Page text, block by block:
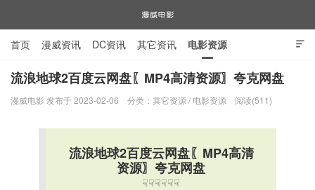

首页 漫威资讯 DC资讯 其它资讯 电影资源
电视剧资源 漫威图片
流浪地球2百度云网盘〖MP4高清资源〗夸克网盘
漫威电影 发布于 2023-02-06 分类： 其它资源 / 电影资源 阅读(511)
流浪地球2百度云网盘〖MP4高清
资源〗夸克网盘
☟☟☟☟☟☟